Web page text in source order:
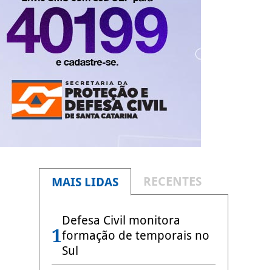
MAIS LIDAS RECENTES
1
Defesa Civil monitora
formação de temporais no
Sul